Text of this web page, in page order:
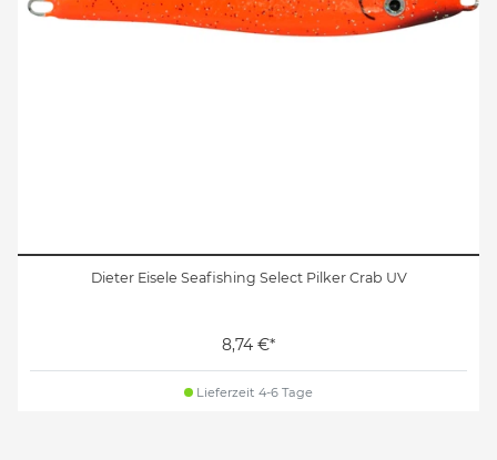
Dieter Eisele Seafishing Select Pilker Crab UV
8,74 €*
Lieferzeit 4-6 Tage